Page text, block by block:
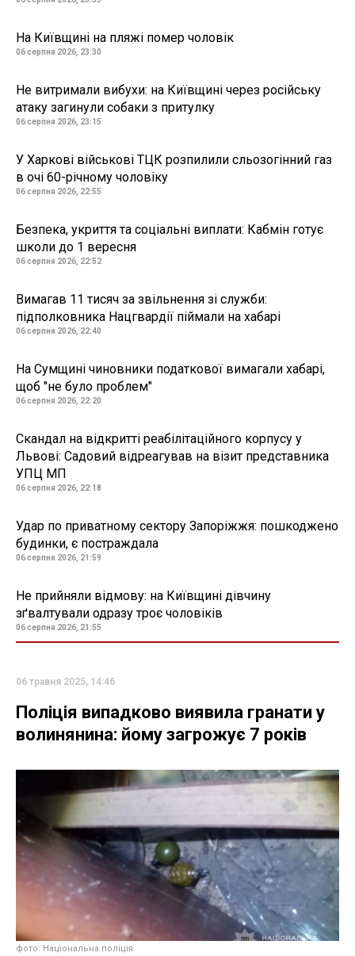
На Київщині на пляжі помер чоловік
06 серпня 2026, 23:30
Не витримали вибухи: на Київщині через російську
атаку загинули собаки з притулку
06 серпня 2026, 23:15
У Харкові військові ТЦК розпилили сльозогінний газ
в очі 60-річному чоловіку
06 серпня 2026, 22:55
Безпека, укриття та соціальні виплати: Кабмін готує
школи до 1 вересня
06 серпня 2026, 22:52
Вимагав 11 тисяч за звільнення зі служби:
підполковника Нацгвардії піймали на хабарі
06 серпня 2026, 22:40
На Сумщині чиновники податкової вимагали хабарі,
щоб "не було проблем"
06 серпня 2026, 22:20
Скандал на відкритті реабілітаційного корпусу у
Львові: Садовий відреагував на візит представника
УПЦ МП
06 серпня 2026, 22:18
Удар по приватному сектору Запоріжжя: пошкоджено
будинки, є постраждала
06 серпня 2026, 21:59
Не прийняли відмову: на Київщині дівчину
зґвалтували одразу троє чоловіків
06 серпня 2026, 21:55
06 травня 2025, 14:46
Поліція випадково виявила гранати у
волинянина: йому загрожує 7 років
фото: Національна поліція